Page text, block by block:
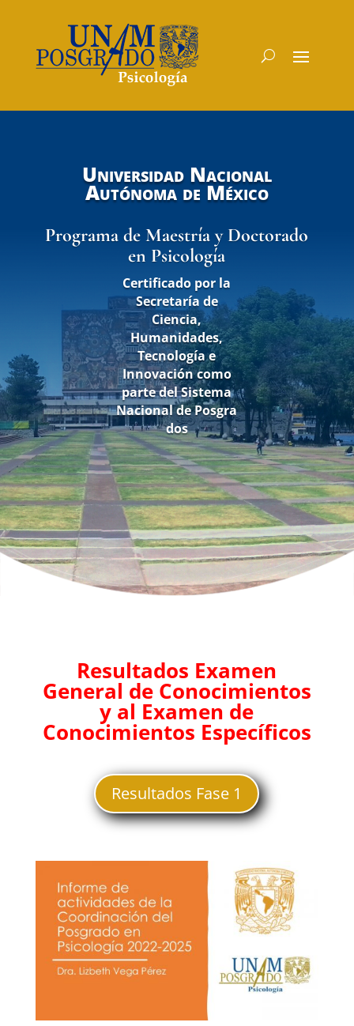
Universidad Nacional
Autónoma de México
Programa de Maestría y Doctorado
en Psicología
Certificado por la
Secretaría de
Ciencia,
Humanidades,
Tecnología e
Innovación como
parte del Sistema
Nacional de Posgra
dos
Resultados Examen
General de Conocimientos
y al Examen de
Conocimientos Específicos
Resultados Fase 1